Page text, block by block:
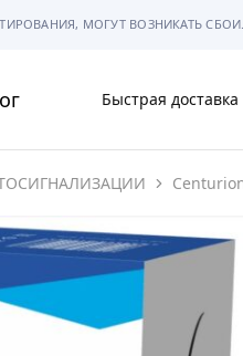
МОГУТ ВОЗНИКАТЬ СБОИ.
Быстрая доставка